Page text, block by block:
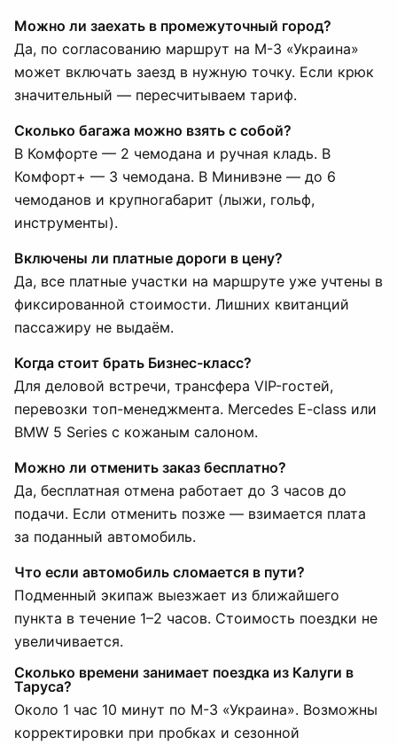
Можно ли заехать в промежуточный город?
Да, по согласованию маршрут на М-3 «Украина»
может включать заезд в нужную точку. Если крюк
значительный — пересчитываем тариф.
Сколько багажа можно взять с собой?
В Комфорте — 2 чемодана и ручная кладь. В
Комфорт+ — 3 чемодана. В Минивэне — до 6
чемоданов и крупногабарит (лыжи, гольф,
инструменты).
Включены ли платные дороги в цену?
Да, все платные участки на маршруте уже учтены в
фиксированной стоимости. Лишних квитанций
пассажиру не выдаём.
Когда стоит брать Бизнес-класс?
Для деловой встречи, трансфера VIP-гостей,
перевозки топ-менеджмента. Mercedes E-class или
BMW 5 Series с кожаным салоном.
Можно ли отменить заказ бесплатно?
Да, бесплатная отмена работает до 3 часов до
подачи. Если отменить позже — взимается плата
за поданный автомобиль.
Что если автомобиль сломается в пути?
Подменный экипаж выезжает из ближайшего
пункта в течение 1–2 часов. Стоимость поездки не
увеличивается.
Сколько времени занимает поездка из Калуги в
Таруса?
Около 1 час 10 минут по М-3 «Украина». Возможны
корректировки при пробках и сезонной